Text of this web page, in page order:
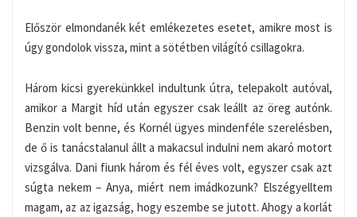
Először elmondanék két emlékezetes esetet, amikre most is
úgy gondolok vissza, mint a sötétben világító csillagokra.
Három kicsi gyerekünkkel indultunk útra, telepakolt autóval,
amikor a Margit híd után egyszer csak leállt az öreg autónk.
Benzin volt benne, és Kornél ügyes mindenféle szerelésben,
de ő is tanácstalanul állt a makacsul indulni nem akaró motort
vizsgálva. Dani fiunk három és fél éves volt, egyszer csak azt
súgta nekem – Anya, miért nem imádkozunk? Elszégyelltem
magam, az az igazság, hogy eszembe se jutott. Ahogy a korlát